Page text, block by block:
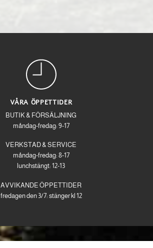
VÅRA ÖPPETTIDER
BUTIK & FÖRSÄLJNING
måndag-fredag: 9-17
VERKSTAD & SERVICE
måndag-fredag: 8-17
lunchstängt: 12-13
AVVIKANDE ÖPPETTIDER
fredagen den 3/7: stänger kl 12